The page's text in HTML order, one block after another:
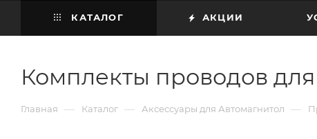
КАТАЛОГ АКЦИИ
Комплекты проводов
Главная — Каталог — Аксессуары для Автомагнитол —